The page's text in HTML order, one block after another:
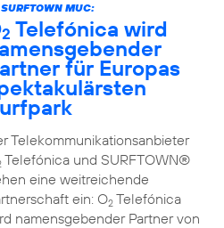
MUC:
2 Telefónica wird
für Europas
Telekommunikationsanbieter
Telefónica und SURFTOWN®
eine weitreichende
ein: O2Telefónica
namensgebender Partner von